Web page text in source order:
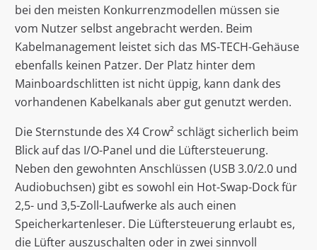
bei den meisten Konkurrenzmodellen müssen sie
vom Nutzer selbst angebracht werden. Beim
Kabelmanagement leistet sich das MS-TECH-Gehäuse
ebenfalls keinen Patzer. Der Platz hinter dem
Mainboardschlitten ist nicht üppig, kann dank des
vorhandenen Kabelkanals aber gut genutzt werden.
Die Sternstunde des X4 Crow² schlägt sicherlich beim
Blick auf das I/O-Panel und die Lüftersteuerung.
Neben den gewohnten Anschlüssen (USB 3.0/2.0 und
Audiobuchsen) gibt es sowohl ein Hot-Swap-Dock für
2,5- und 3,5-Zoll-Laufwerke als auch einen
Speicherkartenleser. Die Lüftersteuerung erlaubt es,
die Lüfter auszuschalten oder in zwei sinnvoll